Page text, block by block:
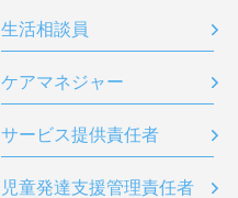
生活相談員
ケアマネジャー
サービス提供責任者
児童発達支援管理責任者